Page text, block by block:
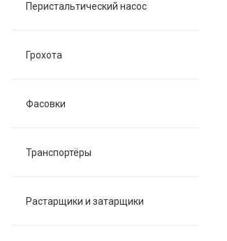
Перистальтический насос
Грохота
Фасовки
Транспортёры
Растарщики и затарщики